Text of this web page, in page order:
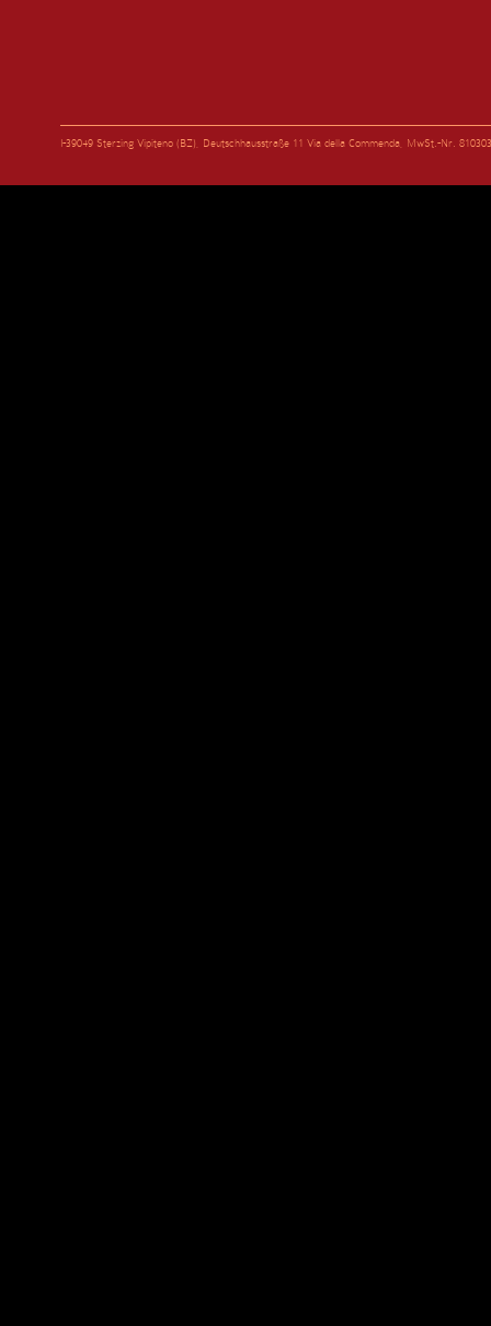
I-39049 Sterzing Vipiteno (BZ), Deutschhausstraße 11 Via della Commenda, MwSt.-Nr.